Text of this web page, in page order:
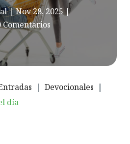
|Nov 28, 2025|
Comentarios
| Devocionales |
día